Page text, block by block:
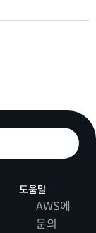
도움말
AWS에
문의